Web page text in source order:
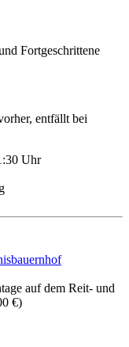
Fortgeschrittene
entfällt bei
Uhr
auf dem Reit- und
€)